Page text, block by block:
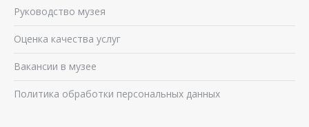
Руководство музея
Оценка качества услуг
Вакансии в музее
Политика обработки персональных данных